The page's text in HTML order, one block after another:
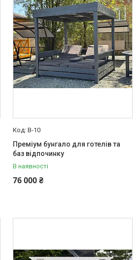
B-10
Преміум бунгало для готелів та
баз відпочинку
В наявності
76 000 ₴